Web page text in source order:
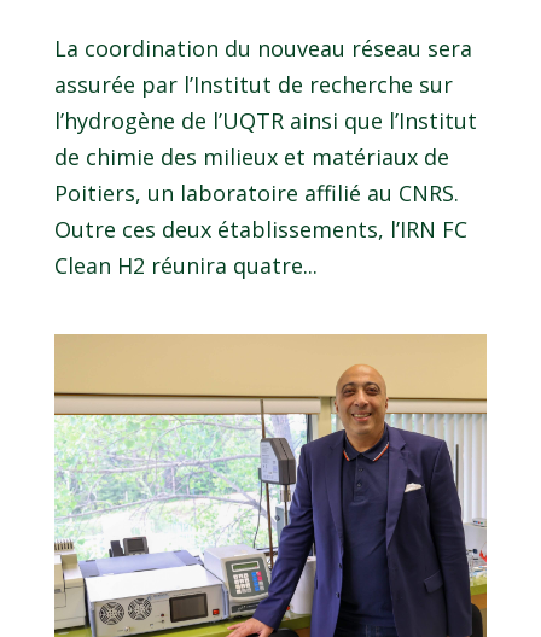
La coordination du nouveau réseau sera
assurée par l’Institut de recherche sur
l’hydrogène de l’UQTR ainsi que l’Institut
de chimie des milieux et matériaux de
Poitiers, un laboratoire affilié au CNRS.
Outre ces deux établissements, l’IRN FC
Clean H2 réunira quatre...